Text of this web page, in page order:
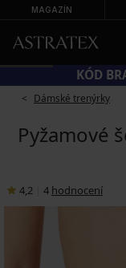
MAGAZÍN
KÓD
Dámské trenýrky
Pyžamové
4,2 4 hodnocení